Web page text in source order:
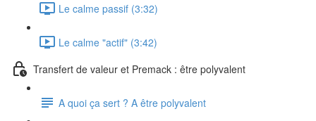
Le calme passif (3:32)
Le calme "actif" (3:42)
Transfert de valeur et Premack : être polyvalent
A quoi ça sert ? A être polyvalent